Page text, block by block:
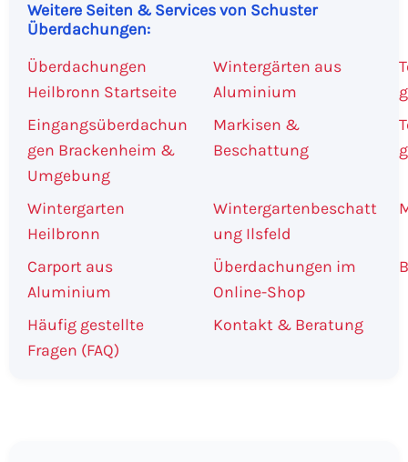
Weitere Seiten & Services von Schuster
Überdachungen:
Überdachungen
Heilbronn Startseite
Wintergärten aus
Aluminium
Eingangsüberdachun
gen Brackenheim &
Umgebung
Markisen &
Beschattung
Wintergarten
Heilbronn
Wintergartenbeschatt
ung Ilsfeld
Carport aus
Aluminium
Überdachungen im
Online-Shop
Häufig gestellte
Fragen (FAQ)
Kontakt & Beratung